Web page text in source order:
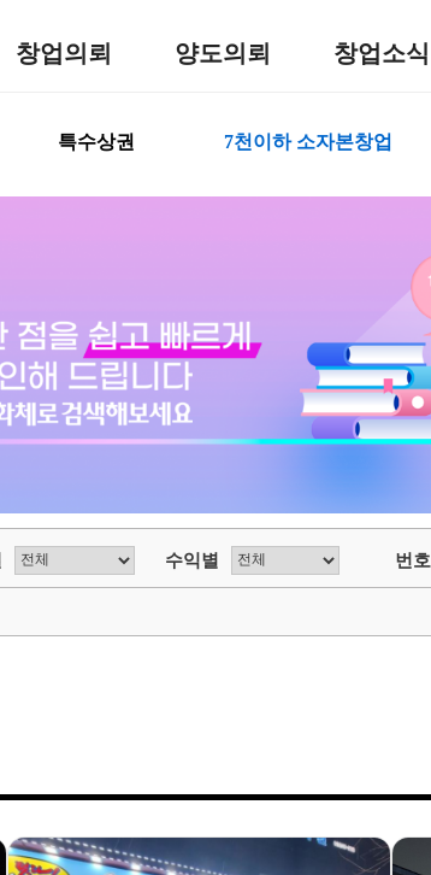
창업의뢰 양도의뢰 창업소식
특수상권 7천이하 소자본창업
수익별 번호